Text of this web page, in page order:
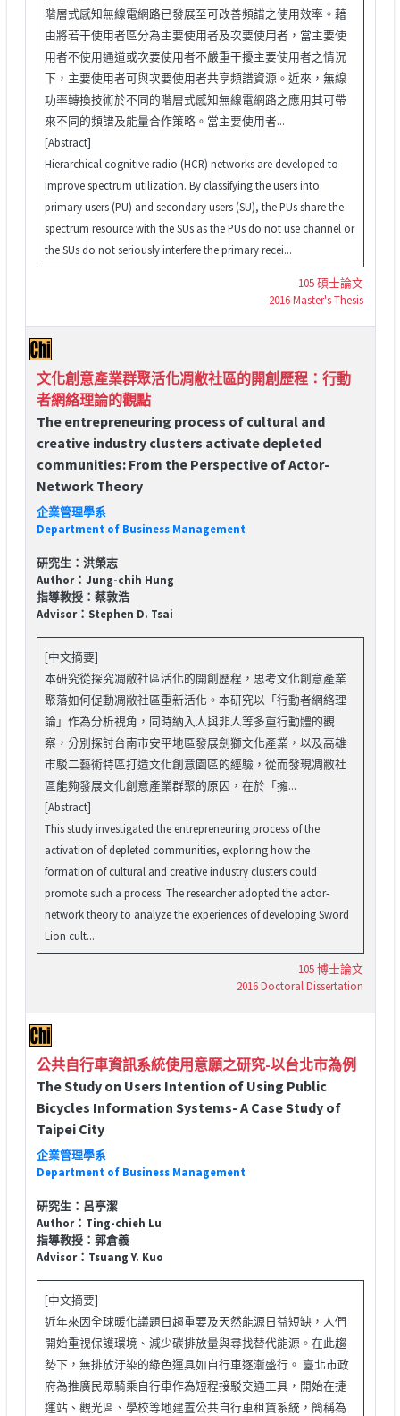
階層式感知無線電網路已發展至可改善頻譜之使用效率。藉
由將若干使用者區分為主要使用者及次要使用者，當主要使
用者不使用通道或次要使用者不嚴重干擾主要使用者之情況
下，主要使用者可與次要使用者共享頻譜資源。近來，無線
功率轉換技術於不同的階層式感知無線電網路之應用其可帶
來不同的頻譜及能量合作策略。當主要使用者...
[Abstract]
Hierarchical cognitive radio (HCR) networks are developed to
improve spectrum utilization. By classifying the users into
primary users (PU) and secondary users (SU), the PUs share the
spectrum resource with the SUs as the PUs do not use channel or
the SUs do not seriously interfere the primary recei...
105 碩士論文
2016 Master's Thesis
文化創意產業群聚活化凋敝社區的開創歷程：行動
者網絡理論的觀點
The entrepreneuring process of cultural and
creative industry clusters activate depleted
communities: From the Perspective of Actor-
Network Theory
企業管理學系
Department of Business Management
研究生：洪榮志
Author：Jung-chih Hung
指導教授：蔡敦浩
Advisor：Stephen D. Tsai
[中文摘要]
本研究從探究凋敝社區活化的開創歷程，思考文化創意產業
聚落如何促動凋敝社區重新活化。本研究以「行動者網絡理
論」作為分析視角，同時納入人與非人等多重行動體的觀
察，分別探討台南市安平地區發展劍獅文化產業，以及高雄
市駁二藝術特區打造文化創意園區的經驗，從而發現凋敝社
區能夠發展文化創意產業群聚的原因，在於「擁...
[Abstract]
This study investigated the entrepreneuring process of the
activation of depleted communities, exploring how the
formation of cultural and creative industry clusters could
promote such a process. The researcher adopted the actor-
network theory to analyze the experiences of developing Sword
Lion cult...
105 博士論文
2016 Doctoral Dissertation
公共自行車資訊系統使用意願之研究-以台北市為例
The Study on Users Intention of Using Public
Bicycles Information Systems- A Case Study of
Taipei City
企業管理學系
Department of Business Management
研究生：呂亭潔
Author：Ting-chieh Lu
指導教授：郭倉義
Advisor：Tsuang Y. Kuo
[中文摘要]
近年來因全球暖化議題日趨重要及天然能源日益短缺，人們
開始重視保護環境、減少碳排放量與尋找替代能源。在此趨
勢下，無排放汙染的綠色運具如自行車逐漸盛行。 臺北市政
府為推廣民眾騎乘自行車作為短程接駁交通工具，開始在捷
運站、觀光區、學校等地建置公共自行車租賃系統，簡稱為